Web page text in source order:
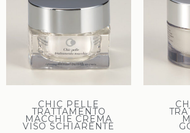
CHIC PELLE
TRATTAMENTO
MACCHIE CREMA
VISO SCHIARENTE